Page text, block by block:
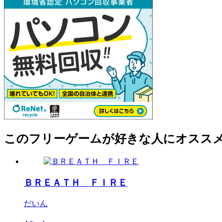
このフリーゲームが好きな人にオスス
ＢＲＥＡＴＨ ＦＩＲＥ
だいん